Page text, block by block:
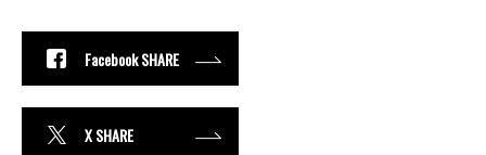
Facebook SHARE
X SHARE